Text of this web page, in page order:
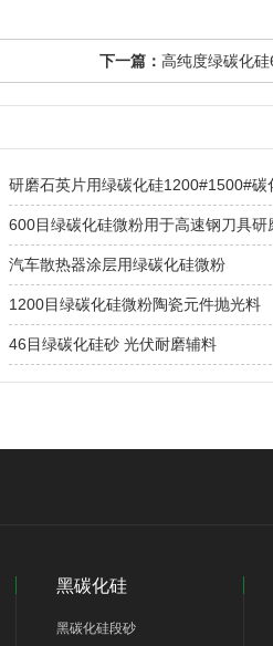
下一篇： 高纯度绿碳化
研磨石英片用绿碳化硅1200#1500#碳
600目绿碳化硅微粉用于高速钢刀具研
汽车散热器涂层用绿碳化硅微粉
1200目绿碳化硅微粉陶瓷元件抛光料
46目绿碳化硅砂 光伏耐磨辅料
黑碳化硅
黑碳化硅段砂